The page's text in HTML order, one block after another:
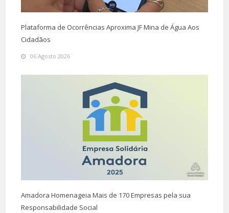
Plataforma de Ocorrências Aproxima JF Mina de Água Aos
Cidadãos
06 Agosto 2026
Amadora Homenageia Mais de 170 Empresas pela sua
Responsabilidade Social